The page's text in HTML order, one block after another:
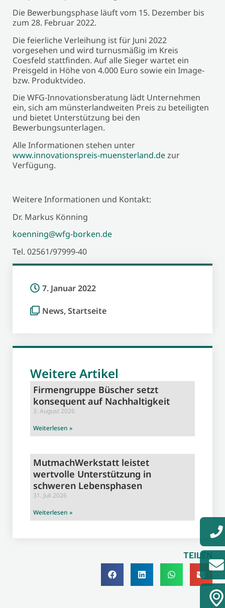
Die Bewerbungsphase läuft vom 15. Dezember bis
zum 28. Februar 2022.
Die feierliche Verleihung ist für Juni 2022
vorgesehen und wird turnusmäßig im Kreis
Coesfeld stattfinden. Auf alle Sieger wartet ein
Preisgeld in Höhe von 4.000 Euro sowie ein Image-
bzw. Produktvideo.
Die WFG-Innovationsberatung lädt Unternehmen
ein, sich am münsterlandweiten Preis zu beteiligten
und bietet Unterstützung bei den
Bewerbungsunterlagen.
Alle Informationen stehen unter
www.innovationspreis-muensterland.dezur
Verfügung.
Weitere Informationen und Kontakt:
Dr. Markus Könning
koenning@wfg-borken.de
Tel. 02561/97999-40
7. Januar 2022
News,Startseite
Weitere Artikel
Firmengruppe Büscher setzt
konsequent auf Nachhaltigkeit
3. August 2026
Weiterlesen »
MutmachWerkstatt leistet
wertvolle Unterstützung in
schweren Lebensphasen
31. Juli 2026
Weiterlesen »
TEILEN